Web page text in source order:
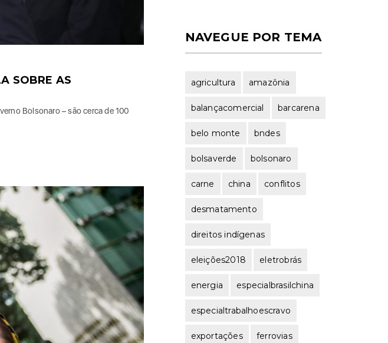
SOBRE AS
Bolsonaro – são cerca de 100
NAVEGUE POR TEMA
agricultura amazônia
balançacomercial barcarena
belo monte bndes
bolsaverde bolsonaro
carne china conflitos
desmatamento
direitos indígenas
eleições2018 eletrobrás
energia especialbrasilchina
especialtrabalhoescravo
exportações ferrovias